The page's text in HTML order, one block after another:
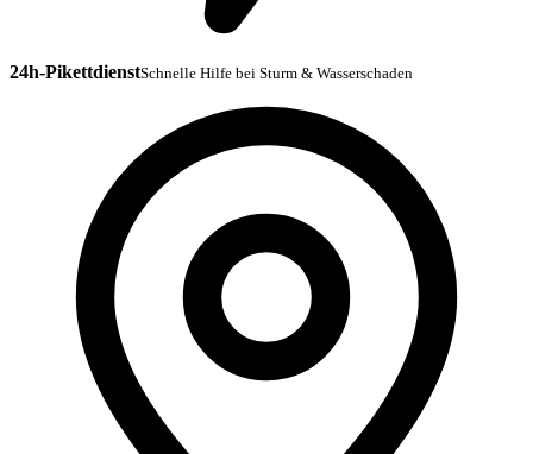
24h-PikettdienstSchnelle Hilfe bei Sturm & Wasserschaden